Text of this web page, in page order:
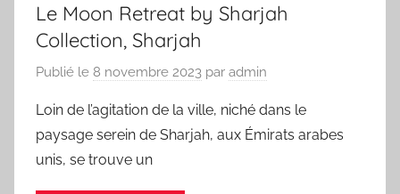
Le Moon Retreat by Sharjah
Collection, Sharjah
Publié le 8 novembre 2023 par admin
Loin de l’agitation de la ville, niché dans le
paysage serein de Sharjah, aux Émirats arabes
unis, se trouve un